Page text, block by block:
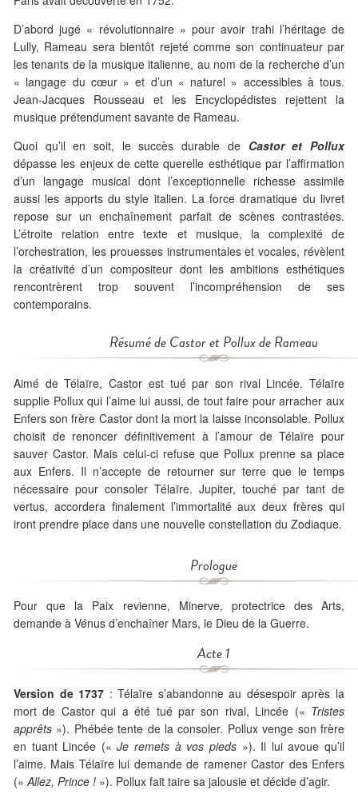
D’abord jugé « révolutionnaire » pour avoir trahi l’héritage de
Lully, Rameau sera bientôt rejeté comme son continuateur par
les tenants de la musique italienne, au nom de la recherche d’un
« langage du cœur » et d’un « naturel » accessibles à tous.
Jean-Jacques Rousseau et les Encyclopédistes rejettent la
musique prétendument savante de Rameau.
Quoi qu’il en soit, le succès durable de Castor et Pollux
dépasse les enjeux de cette querelle esthétique par l’affirmation
d’un langage musical dont l’exceptionnelle richesse assimile
aussi les apports du style italien. La force dramatique du livret
repose sur un enchaînement parfait de scènes contrastées.
L’étroite relation entre texte et musique, la complexité de
l’orchestration, les prouesses instrumentales et vocales, révèlent
la créativité d’un compositeur dont les ambitions esthétiques
rencontrèrent trop souvent l’incompréhension de ses
contemporains.
Résumé deCastor et Polluxde Rameau
Aimé de Télaïre, Castor est tué par son rival Lincée. Télaïre
supplie Pollux qui l’aime lui aussi, de tout faire pour arracher aux
Enfers son frère Castor dont la mort la laisse inconsolable. Pollux
choisit de renoncer définitivement à l’amour de Télaïre pour
sauver Castor. Mais celui-ci refuse que Pollux prenne sa place
aux Enfers. Il n’accepte de retourner sur terre que le temps
nécessaire pour consoler Télaïre. Jupiter, touché par tant de
vertus, accordera finalement l’immortalité aux deux frères qui
iront prendre place dans une nouvelle constellation du Zodiaque.
Prologue
Pour que la Paix revienne, Minerve, protectrice des Arts,
demande à Vénus d’enchaîner Mars, le Dieu de la Guerre.
Acte 1
Version de 1737 : Télaïre s’abandonne au désespoir après la
mort de Castor qui a été tué par son rival, Lincée (« Tristes
apprêts »). Phébée tente de la consoler. Pollux venge son frère
en tuant Lincée («Je remets à vos pieds»). Il lui avoue qu’il
l’aime. Mais Télaïre lui demande de ramener Castor des Enfers
(«Allez, Prince ! »). Pollux fait taire sa jalousie et décide d’agir.